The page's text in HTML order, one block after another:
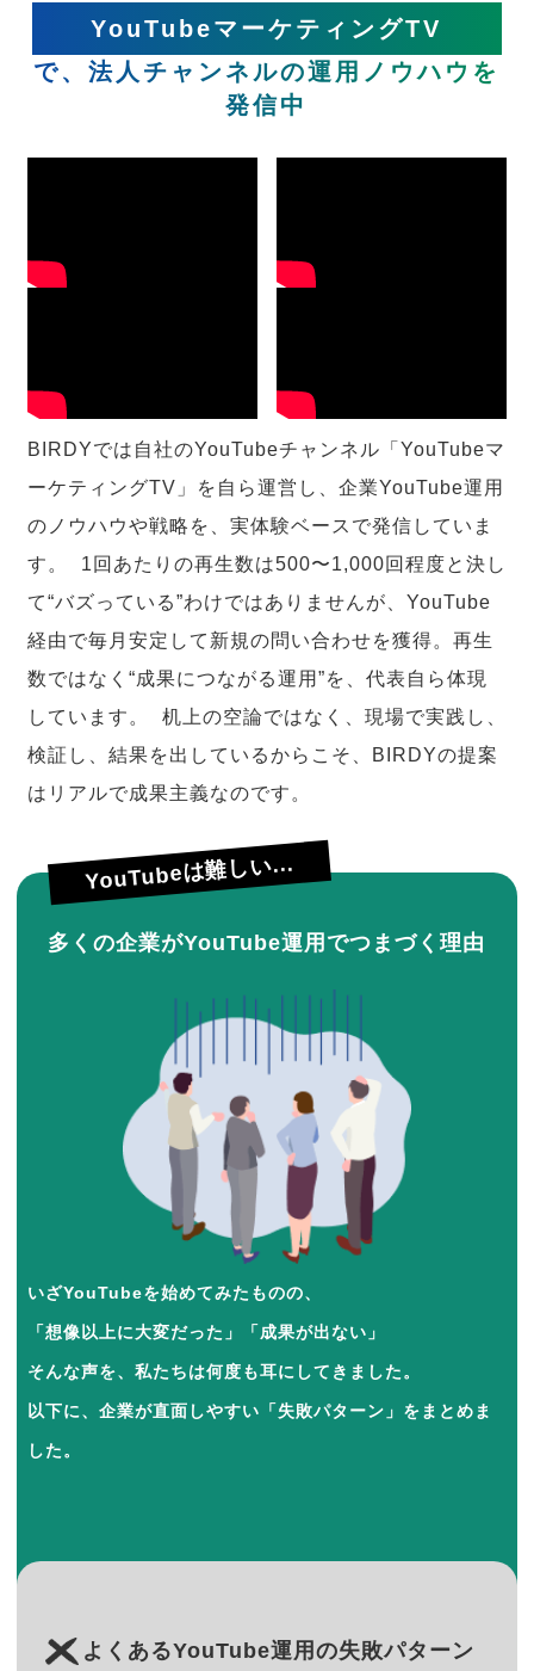
YouTubeマーケティングTV
で、法人チャンネルの運用ノウハウを
発信中
BIRDYでは自社のYouTubeチャンネル「YouTubeマ
ーケティングTV」を自ら運営し、企業YouTube運用
のノウハウや戦略を、実体験ベースで発信していま
す。 1回あたりの再生数は500〜1,000回程度と決し
て“バズっている”わけではありませんが、YouTube
経由で毎月安定して新規の問い合わせを獲得。再生
数ではなく“成果につながる運用”を、代表自ら体現
しています。 机上の空論ではなく、現場で実践し、
検証し、結果を出しているからこそ、BIRDYの提案
はリアルで成果主義なのです。
YouTubeは難しい...
多くの企業がYouTube運用でつまづく理由
いざYouTubeを始めてみたものの、
「想像以上に大変だった」「成果が出ない」
そんな声を、私たちは何度も耳にしてきました。
以下に、企業が直面しやすい「失敗パターン」をまとめま
した。
よくあるYouTube運用の失敗パターン